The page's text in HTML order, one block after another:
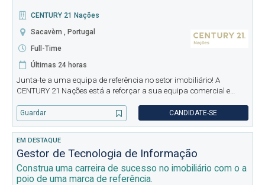
CENTURY 21 Nações
Sacavèm , Portugal
Full-Time
Últimas 24 horas
Junta-te a uma equipa de referência no setor imobiliário! A
CENTURY 21 Nações está a reforçar a sua equipa comercial e
crescer profissionalmente. Se procuras uma carreira com
autonomia, elevados
Guardar CANDIDATE-SE
EM DESTAQUE
Gestor de Tecnologia de Informação
Construa uma carreira de sucesso no imobiliário com o a
poio de uma marca de referência.